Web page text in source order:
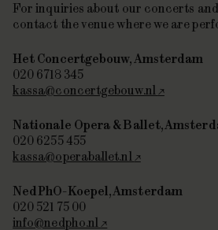
For inquiries about our concerts
contact the venue where we are
Het Concertgebouw, Amsterdam
020 6718 345
kassa@concertgebouw.nl
Nationale Opera & Ballet,
020 6255 455
kassa@operaballet.nl
NedPhO-Koepel, Amsterdam
020 521 75 00
info@nedpho.nl